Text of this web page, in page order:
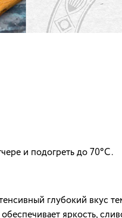
и подогреть до 70°С.
глубокий вкус
яркость,